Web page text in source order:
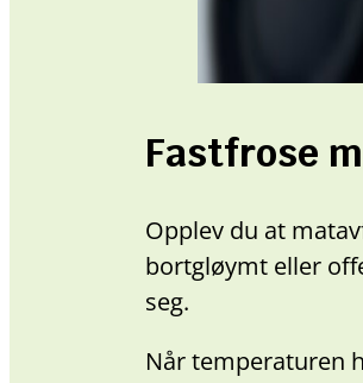
Fastfrose
Opplev du at
bortgløymt eller
seg.
Når temperaturen